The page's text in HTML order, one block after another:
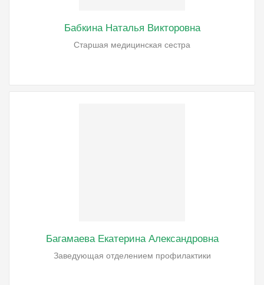
Бабкина Наталья Викторовна
Старшая медицинская сестра
Багамаева Екатерина Александровна
Заведующая отделением профилактики